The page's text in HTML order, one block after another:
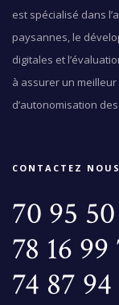
est spécialisé dans
paysannes, le
digitales et
à assurer un
d’autonomisation
CONTACTEZ NOUS
70 95
78 16 99
74 87 94